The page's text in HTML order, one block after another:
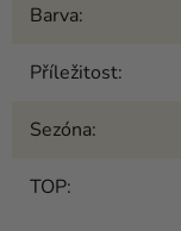
Barva:
Příležitost:
Sezóna:
TOP: